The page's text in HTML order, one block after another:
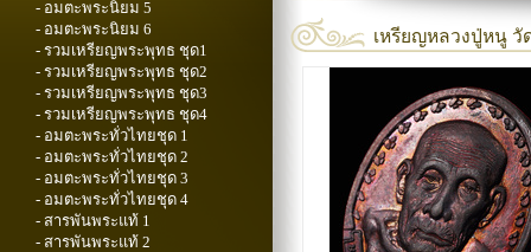
- อมตะพระนิยม 5
- อมตะพระนิยม 6
- รวมเหรียญพระพุทธ ชุด1
- รวมเหรียญพระพุทธ ชุด2
- รวมเหรียญพระพุทธ ชุด3
- รวมเหรียญพระพุทธ ชุด4
- อมตะพระทั่วไทยชุด 1
- อมตะพระทั่วไทยชุด 2
- อมตะพระทั่วไทยชุด 3
- อมตะพระทั่วไทยชุด 4
- สารพันพระแท้ 1
- สารพันพระแท้ 2
เหรียญหลวงปู่หนู